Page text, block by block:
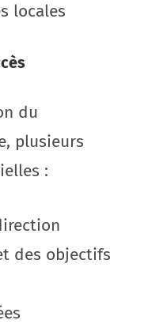
locales
du
plusieurs
:
des objectifs